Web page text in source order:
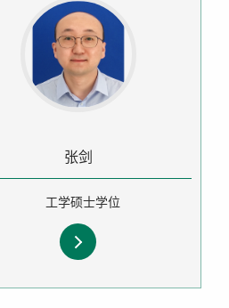
张剑
工学硕士学位